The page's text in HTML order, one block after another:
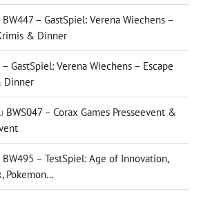
BW447 – GastSpiel: Verena Wiechens –
& Dinner
– GastSpiel: Verena Wiechens – Escape
Dinner
BWS047 – Corax Games Presseevent &
BW495 – TestSpiel: Age of Innovation,
Pokemon…